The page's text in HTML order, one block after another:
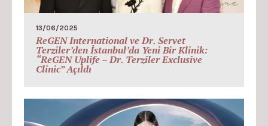
13/06/2025
ReGEN International ve Dr. Servet
Terziler’den İstanbul’da Yeni Bir Klinik:
“ReGEN Uplife – Dr. Terziler Exclusive
Clinic” Açıldı